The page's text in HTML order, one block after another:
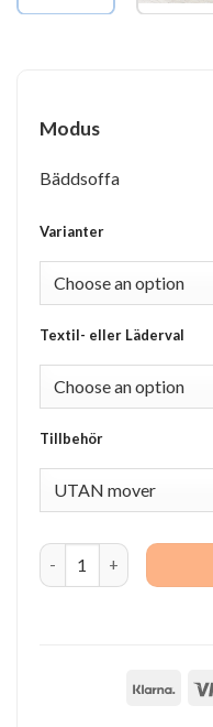
Modus
Bäddsoffa
Varianter
Textil- eller Läderval
Tillbehör
Modus quantity